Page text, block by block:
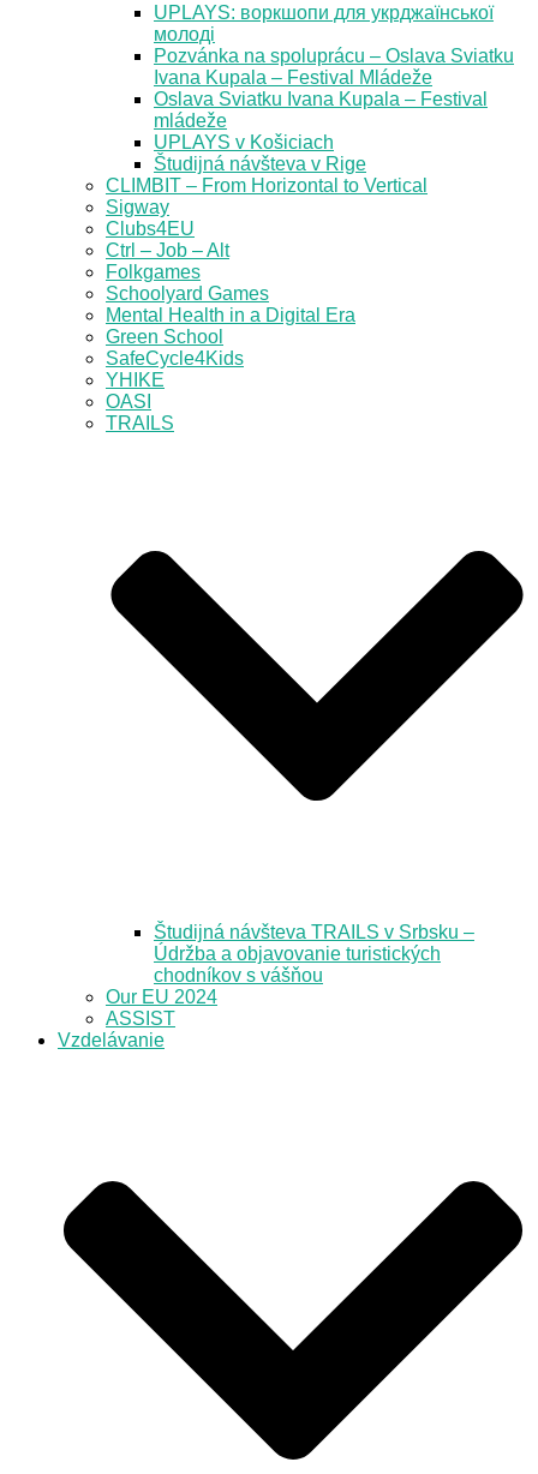
UPLAYS: воркшопи для укрджаїнської
молоді
Pozvánka na spoluprácu – Oslava Sviatku
Ivana Kupala – Festival Mládeže
Oslava Sviatku Ivana Kupala – Festival
mládeže
UPLAYS v Košiciach
Študijná návšteva v Rige
CLIMBIT – From Horizontal to Vertical
Sigway
Clubs4EU
Ctrl – Job – Alt
Folkgames
Schoolyard Games
Mental Health in a Digital Era
Green School
SafeCycle4Kids
YHIKE
OASI
TRAILS
Študijná návšteva TRAILS v Srbsku –
Údržba a objavovanie turistických
chodníkov s vášňou
Our EU 2024
ASSIST
Vzdelávanie